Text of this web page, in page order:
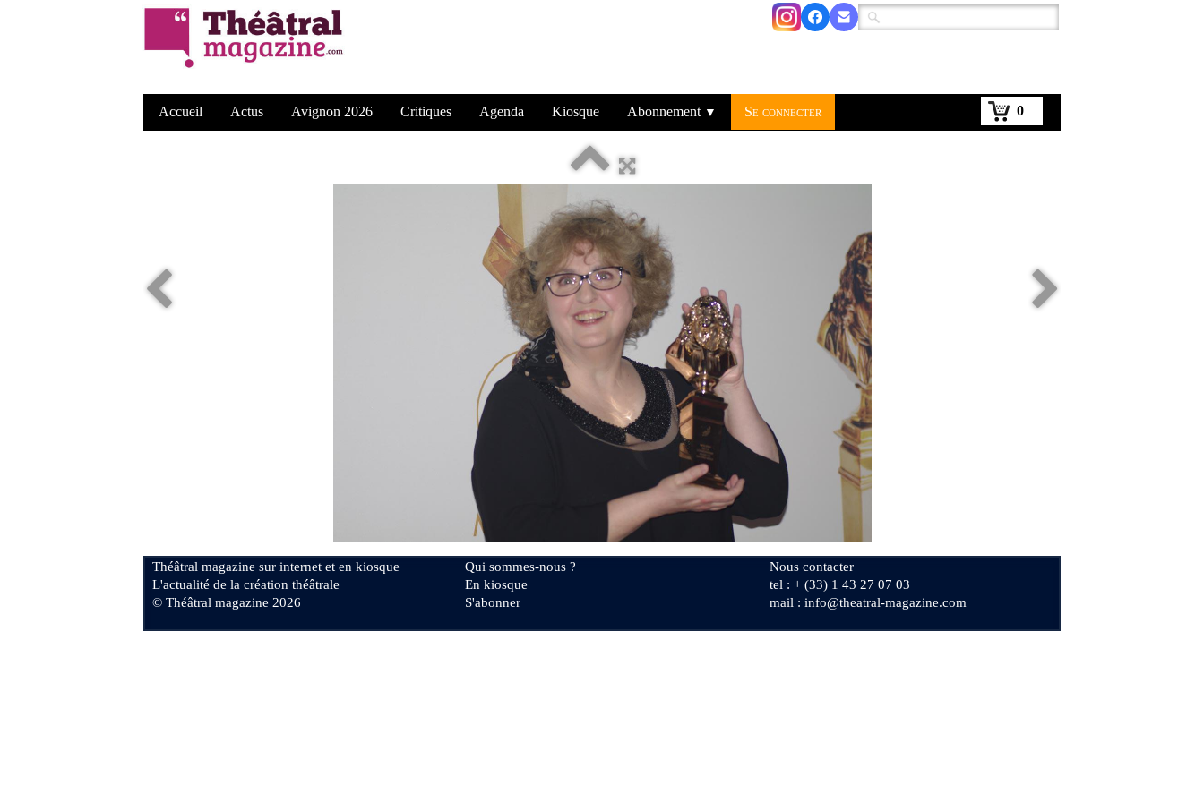
0
Accueil Actus Avignon 2026 Critiques Agenda Kiosque Abonnement ▼ Se connecter
Théâtral magazine sur internet et en kiosque
L'actualité de la création théâtrale
© Théâtral magazine 2026
Qui sommes-nous ?
En kiosque
S'abonner
Nous contacter
tel : + (33) 1 43 27 07 03
mail : info@theatral-magazine.com